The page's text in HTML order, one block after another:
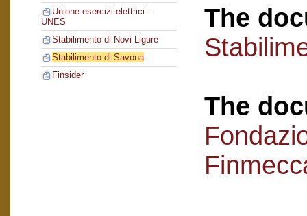
Unione esercizi elettrici -
UNES
Stabilimento di Novi Ligure
Stabilimento di Savona
Finsider
The
The